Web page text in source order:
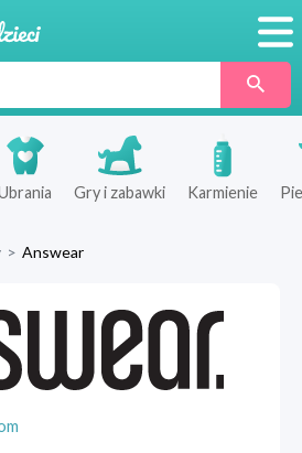
Produkty
SklepyGry i zabawki Karmienie
> Answear